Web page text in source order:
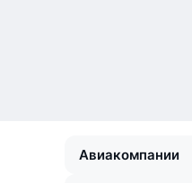
Авиакомпании